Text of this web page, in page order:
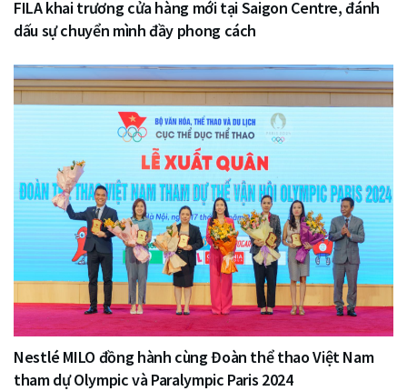
FILA khai trương cửa hàng mới tại Saigon Centre, đánh
dấu sự chuyển mình đầy phong cách
Nestlé MILO đồng hành cùng Đoàn thể thao Việt Nam
tham dự Olympic và Paralympic Paris 2024